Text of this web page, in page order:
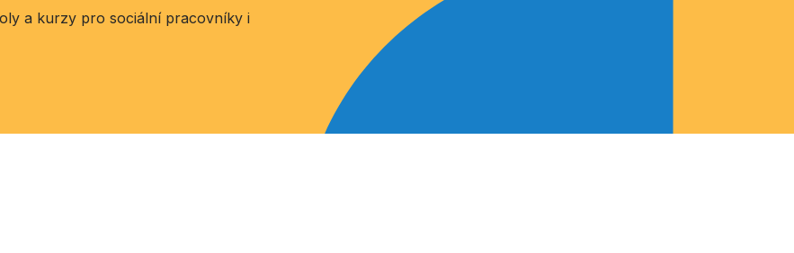
a kurzy pro sociální pracovníky i